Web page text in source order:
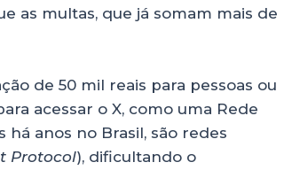
as multas, que já somam mais de
de 50 mil reais para pessoas ou
acessar o X, como uma Rede
há anos no Brasil, são redes
Protocol), dificultando o